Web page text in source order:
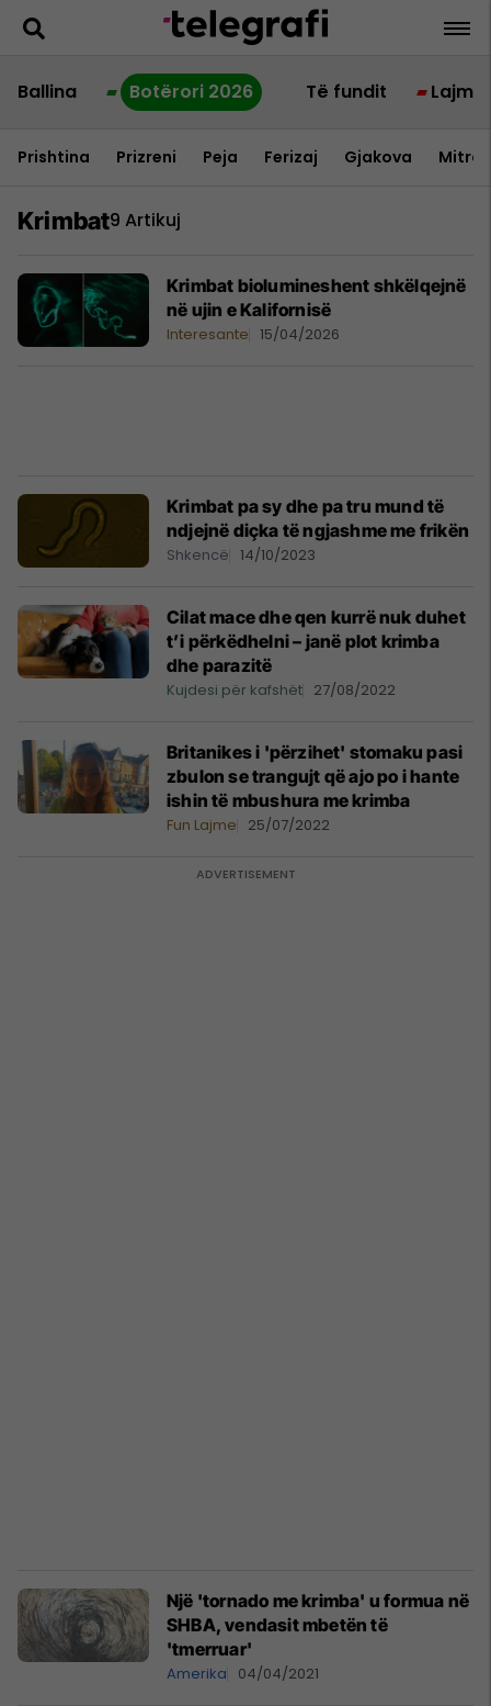
Ballina Botërori 2026 Të fundit Lajme
Prishtina Prizreni Peja Ferizaj Gjakova
Krimbat9 Artikuj
Krimbat biolumineshent shkëlqejnë
në ujin e Kalifornisë
Interesante 15/04/2026
Krimbat pa sy dhe pa tru mund të
ndjejnë diçka të ngjashme me frikën
Shkencë 14/10/2023
Cilat mace dhe qen kurrë nuk duhet
t’i përkëdhelni – janë plot krimba
dhe parazitë
Kujdesi për kafshët 27/08/2022
Britanikes i 'përzihet' stomaku pasi
zbulon se trangujt që ajo po i hante
ishin të mbushura me krimba
Fun Lajme 25/07/2022
Një 'tornado me krimba' u formua në
SHBA, vendasit mbetën të
'tmerruar'
Amerika 04/04/2021